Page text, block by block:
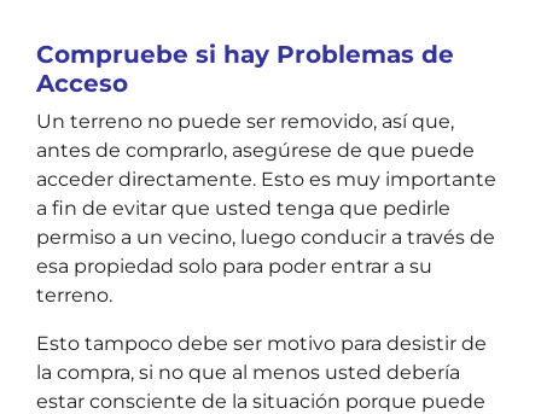
Compruebe si hay Problemas de
Acceso
Un terreno no puede ser removido, así que,
antes de comprarlo, asegúrese de que puede
acceder directamente. Esto es muy importante
a fin de evitar que usted tenga que pedirle
permiso a un vecino, luego conducir a través de
esa propiedad solo para poder entrar a su
terreno.
Esto tampoco debe ser motivo para desistir de
la compra, si no que al menos usted debería
estar consciente de la situación porque puede